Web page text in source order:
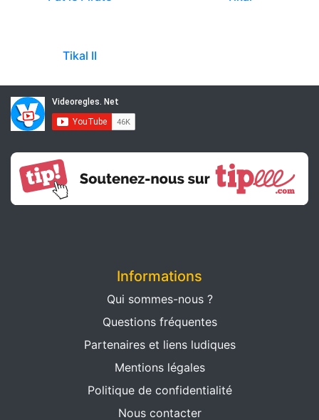
Tikal II
Informations
Qui sommes-nous ?
Questions fréquentes
Partenaires et liens ludiques
Mentions légales
Politique de confidentialité
Nous contacter